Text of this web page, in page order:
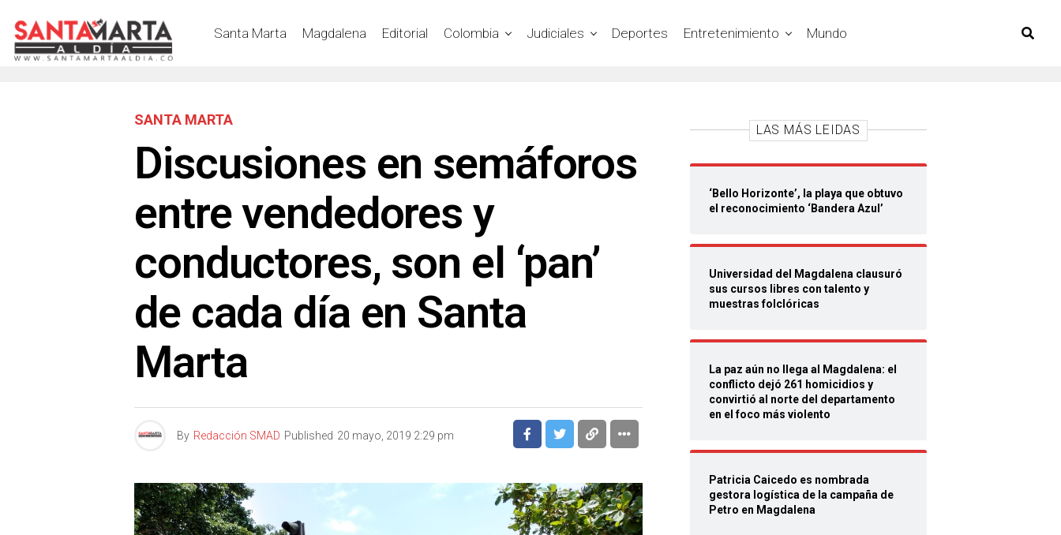
Santa Marta Magdalena Editorial Colombia Judiciales Deportes Entretenimiento Mundo
SANTA MARTA
Discusiones en semáforos
entre vendedores y
conductores, son el ‘pan’
de cada día en Santa
Marta
By Redacción SMAD Published 20 mayo, 2019 2:29 pm
LAS MÁS LEIDAS
‘Bello Horizonte’, la playa que obtuvo
el reconocimiento ‘Bandera Azul’
Universidad del Magdalena clausuró
sus cursos libres con talento y
muestras folclóricas
La paz aún no llega al Magdalena: el
conflicto dejó 261 homicidios y
convirtió al norte del departamento
en el foco más violento
Patricia Caicedo es nombrada
gestora logística de la campaña de
Petro en Magdalena